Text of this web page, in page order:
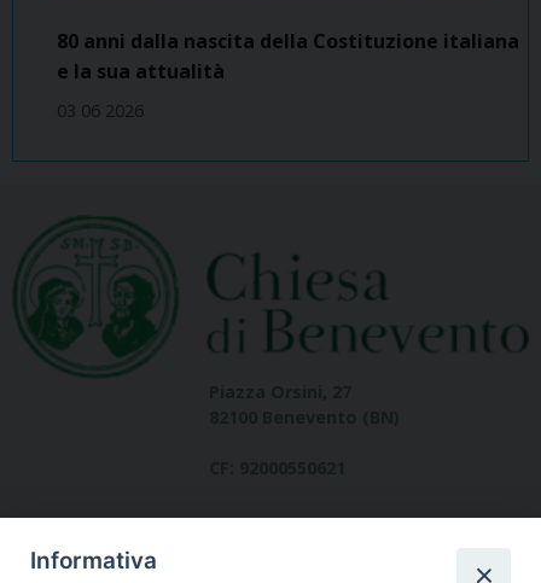
80 anni dalla nascita della Costituzione italiana
e la sua attualità
03 06 2026
Informativa